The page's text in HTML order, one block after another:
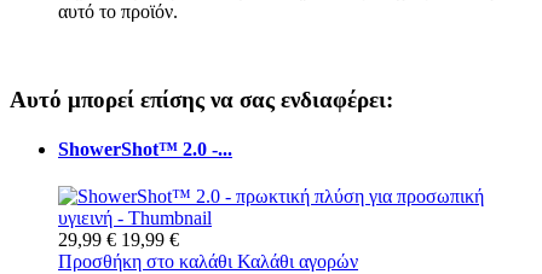
αυτό το προϊόν.
Αυτό μπορεί επίσης να σας ενδιαφέρει:
ShowerShot™ 2.0 -...
29,99 € 19,99 €
Προσθήκη στο καλάθι Καλάθι αγορών